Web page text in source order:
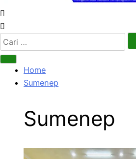
Cari
untuk:
Home
Sumenep
Sumenep